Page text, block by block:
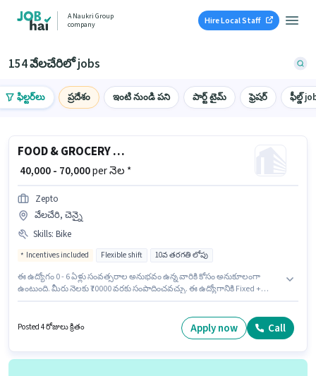
A Naukri Group
company
Hire Local Staff
154 వేలచేరిలో jobs
ఫిల్టర్‌లు ప్రదేశం ఇంటి నుండి పని పార్ట్ టైమ్ ఫ్రెషర్ ఫీల్డ్
FOOD & GROCERY DELIVERY BOY
₹ 40,000 - 70,000per నెల *
Zepto
వేలచేరి, చెన్నై
Skills: Bike
Incentives included Flexible shift 10వ తరగతి లోపు
ఈ ఉద్యోగం 0 - 6 ఏళ్లు సంవత్సరాల అనుభవం ఉన్న వారికి కోసం అనుకూలంగా
ఉంటుంది. మీరు నెలకు ₹70000 వరకు సంపాదించవచ్చు. ఈ ఉద్యోగానికి Fixed +
ఈ ఉద్యోగం వేలచేరి, చెన్నై లో ఉంది. ఈ ఉద్యోగానికి Bike కలిగి ఉండటం ముఖ్యం.
Posted 4 రోజులు క్రితం Apply now Call